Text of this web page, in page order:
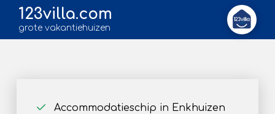
123villa.com
grote vakantiehuizen
Accommodatieschip in Enkhuizen